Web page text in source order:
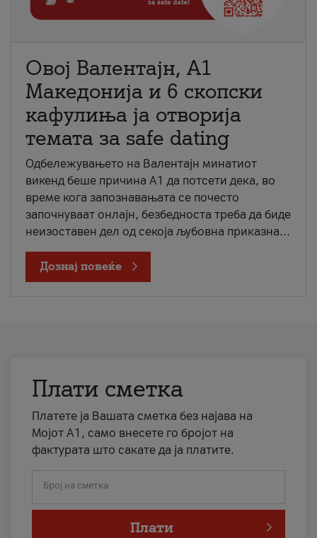
Овој Валентајн, A1
Македонија и 6 скопски
кафулиња ја отворија
темата за safe dating
Одбележувањето на Валентајн минатиот
викенд беше причина А1 да потсети дека, во
време кога запознавањата се почесто
започнуваат онлајн, безбедноста треба да биде
неизоставен дел од секоја љубовна приказна...
Дознај повеќе
Плати сметка
Платете ја Вашата сметка без најава на
Мојот А1, само внесете го бројот на
фактурата што сакате да ја платите.
Број на сметка
Плати